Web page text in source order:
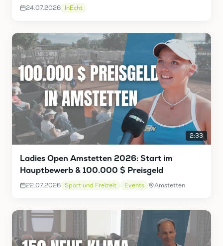
Vieghofer InEcht
24.07.2026 InEcht
2:33
Ladies Open Amstetten 2026: Start im
Hauptbewerb & 100.000 $ Preisgeld
22.07.2026 Sport und Freizeit Events Amstetten